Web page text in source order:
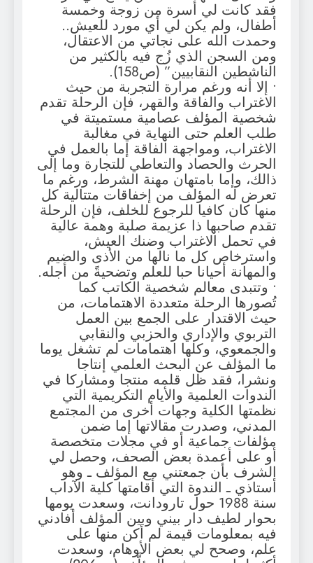
فقد كانت لي أسرة من زوجة وخمسة
أطفال، ولم يكن لي أي مورد للعيش..
وحمدت الله على نجاتي من الاعتقال،
ومن السجن الذي زُج فيه بالكثير من
الناشطين النقابيين” (ص158).
• إلا أنه ورغم مرارة التجربة من حيث
الاغتراب والفاقة والقهر، فإن الرحلة تقدم
شخصية المؤلف عصامية مستميتة في
طلب العلم حتى النهاية في مغالبة
الاغتراب، ومواجهة الفاقة إما بالعمل في
الحرث والحصاد والتعاطي للتجارة وما إلى
ذالك، وإما بامتهان مهنة الشرط، ورغم ما
تعرض له المؤلف من إخفاقات متتالية كل
منها كان كافيا للرجوع للخلف، فإن الرحلة
تقدم صاحبها ذا عزيمة صلبة وهمة عالية
في تحمل الاغتراب وضنك العيش،
واسترخاص كل ما نالها من الأذى والضيم
والمهانة أحيانا حبا للعلم وتضحيةً من أجله.
• وتتبدى معالم شخصية الكاتب كما
تُصورها الرحلة متعددة الاهتمامات، من
حيث الاقتدار على الجمع بين العمل
التربوي والإداري والحزبي والنقابي
والجمعوي، وكلها اهتمامات لم تشغل يوما
ما المؤلف عن البحث العلمي إنتاجا
ونشرا، فقد ظل قلمه منتجا ومشاركا في
الندوات العلمية والأيام التكريمية التي
نظمتها الكلية وجهات أخرى من المجتمع
المدني، وصدرت مقالاتها إما ضمن
مؤلفات جماعية أو في مجلات متخصصة
أو على أعمدة بعض الصحف، وحصل لي
الشرف بأن جمعتني مع المؤلف ـ وهو
أستاذي ـ الندوة التي أقامتها كلية الآداب
سنة 1988 حول تارودانت، وسعدت يومها
بحوار لطيف دار بيني وبين المؤلف أفادني
فيه بمعلومات قيمة لم أكن منها على
علم، وصحح لي بعض الأوهام، وسعدت